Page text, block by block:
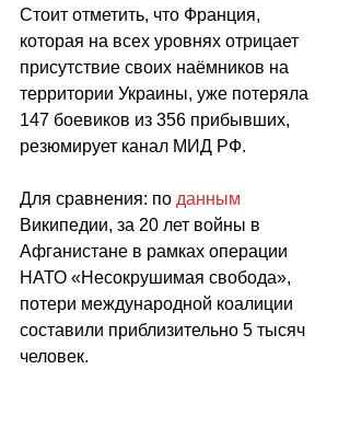
Стоит отметить, что Франция,
которая на всех уровнях отрицает
присутствие своих наёмников на
территории Украины, уже потеряла
147 боевиков из 356 прибывших,
резюмирует канал МИД РФ.
Для сравнения: по данным
Википедии, за 20 лет войны в
Афганистане в рамках операции
НАТО «Несокрушимая свобода»,
потери международной коалиции
составили приблизительно 5 тысяч
человек.